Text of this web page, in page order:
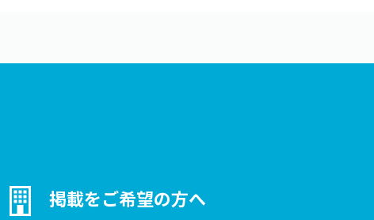
掲載をご希望の方へ